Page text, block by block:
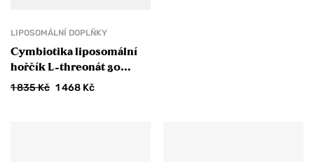
LIPOSOMÁLNÍ DOPLŇKY
Cymbiotika liposomální
hořčík L-threonát 30
sáčků DMT 07/2026
1 835Kč 1 468 Kč